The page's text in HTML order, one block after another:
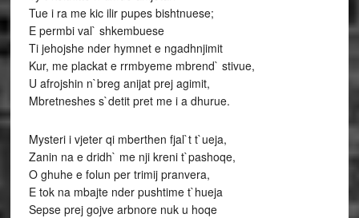
Tue i ra me kic ilir pupes bishtnuese;
E permbi val` shkembuese
Ti jehojshe nder hymnet e ngadhnjimit
Kur, me plackat e rrmbyeme mbrend` stivue,
U afrojshin n`breg anijat prej agimit,
Mbretneshes s`detit pret me i a dhurue.
Mysteri i vjeter qi mberthen fjal`t t`ueja,
Zanin na e dridh` me nji kreni t`pashoqe,
O ghuhe e folun per trimij pranvera,
E tok na mbajte nder pushtime t`hueja
Sepse prej gojve arbnore nuk u hoqe